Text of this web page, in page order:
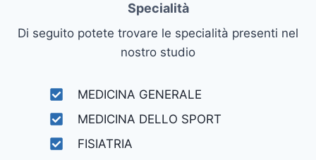
Specialità
Di seguito potete trovare le specialità presenti nel
nostro studio
MEDICINA GENERALE
MEDICINA DELLO SPORT
FISIATRIA